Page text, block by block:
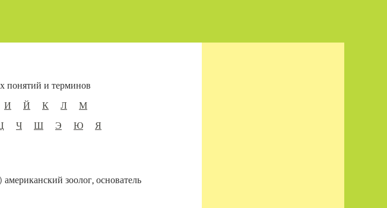
понятий и терминов
И Й К Л
М
Ч Ш Э Ю Я
зоолог, основатель